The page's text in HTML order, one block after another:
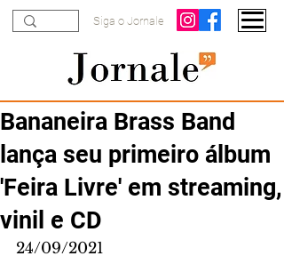
Siga o Jornale
Bananeira Brass Band
lança seu primeiro álbum
'Feira Livre' em streaming,
vinil e CD
24/09/2021